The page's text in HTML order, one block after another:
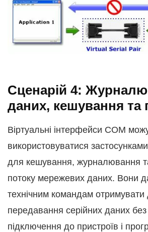
Сценарій 4:
даних, кешування та
Віртуальні інтерфейси COM
використовуватися
для кешування, журналювання
потоку мережевих даних. Вони
технічним командам отримувати
передавання серійних даних без
підключення до пристроїв і